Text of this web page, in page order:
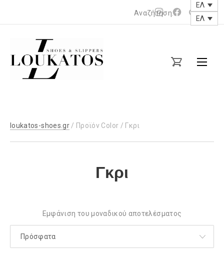
Νέο
παράθυρο
Νέο
παράθυρο
ΕΛ
ΕΛ
loukatos-
shoes.gr
κ
ρ
loukatos-shoes.gr/ Προϊόν Color / Γκρι
Γκρι
Εμφάνιση του μοναδικού αποτελέσματος